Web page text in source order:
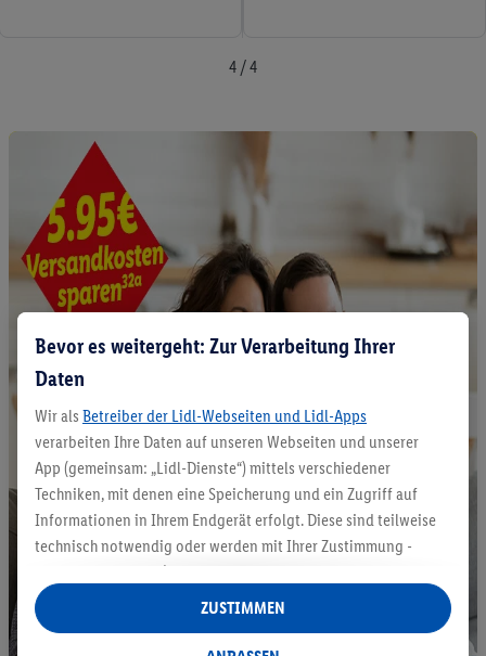
4 / 4
Bevor es weitergeht: Zur Verarbeitung Ihrer
Daten
Wir als Betreiber der Lidl-Webseiten und Lidl-Apps
verarbeiten Ihre Daten auf unseren Webseiten und unserer
App (gemeinsam: „Lidl-Dienste“) mittels verschiedener
Techniken, mit denen eine Speicherung und ein Zugriff auf
Informationen in Ihrem Endgerät erfolgt. Diese sind teilweise
technisch notwendig oder werden mit Ihrer Zustimmung -
auch durch Partner (u.a.
Verantwortliche; im Zusammenhang mit dem IAB TCF
insgesamt
Statistik-Erstellung oder für personalisierte Werbung
ZUSTIMMEN